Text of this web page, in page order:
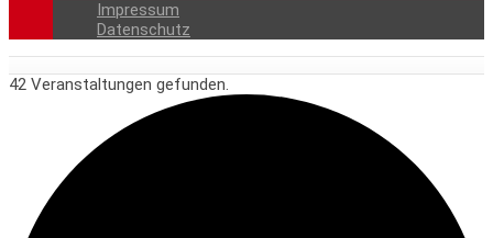
Impressum
Datenschutz
42 Veranstaltungen gefunden.